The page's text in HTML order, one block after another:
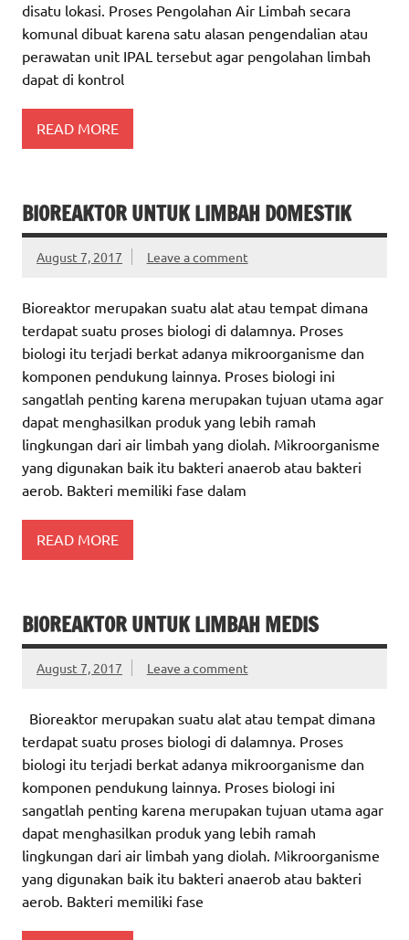
disatu lokasi. Proses Pengolahan Air Limbah secara
komunal dibuat karena satu alasan pengendalian atau
perawatan unit IPAL tersebut agar pengolahan limbah
dapat di kontrol
READ MORE
BIOREAKTOR UNTUK LIMBAH DOMESTIK
August 7, 2017 Leave a comment
Bioreaktor merupakan suatu alat atau tempat dimana
terdapat suatu proses biologi di dalamnya. Proses
biologi itu terjadi berkat adanya mikroorganisme dan
komponen pendukung lainnya. Proses biologi ini
sangatlah penting karena merupakan tujuan utama agar
dapat menghasilkan produk yang lebih ramah
lingkungan dari air limbah yang diolah. Mikroorganisme
yang digunakan baik itu bakteri anaerob atau bakteri
aerob. Bakteri memiliki fase dalam
READ MORE
BIOREAKTOR UNTUK LIMBAH MEDIS
August 7, 2017 Leave a comment
Bioreaktor merupakan suatu alat atau tempat dimana
terdapat suatu proses biologi di dalamnya. Proses
biologi itu terjadi berkat adanya mikroorganisme dan
komponen pendukung lainnya. Proses biologi ini
sangatlah penting karena merupakan tujuan utama agar
dapat menghasilkan produk yang lebih ramah
lingkungan dari air limbah yang diolah. Mikroorganisme
yang digunakan baik itu bakteri anaerob atau bakteri
aerob. Bakteri memiliki fase